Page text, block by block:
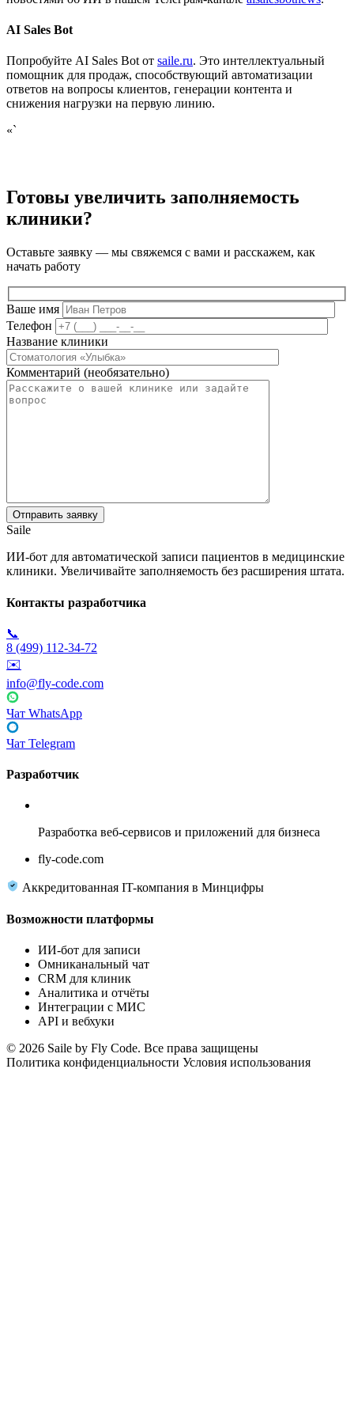
AI Sales Bot
Попробуйте AI Sales Bot от saile.ru. Это интеллектуальный
помощник для продаж, способствующий автоматизации
ответов на вопросы клиентов, генерации контента и
снижения нагрузки на первую линию.
«`
Готовы увеличить заполняемость
клиники?
Оставьте заявку — мы свяжемся с вами и расскажем, как
начать работу
Ваше имя
Телефон
Название клиники
Комментарий (необязательно)
Saile
ИИ-бот для автоматической записи пациентов в медицинские
клиники. Увеличивайте заполняемость без расширения штата.
Контакты разработчика
📞
8 (499) 112-34-72
✉️
info@fly-code.com
Чат WhatsApp
Чат Telegram
Разработчик
Разработка веб-сервисов и приложений для бизнеса
fly-code.com
Аккредитованная IT-компания в Минцифры
Возможности платформы
ИИ-бот для записи
Омниканальный чат
CRM для клиник
Аналитика и отчёты
Интеграции с МИС
API и вебхуки
© 2026 Saile by Fly Code. Все права защищены
Политика конфиденциальности Условия использования